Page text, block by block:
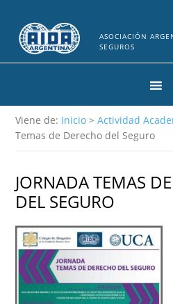
ASOCIACIÓN
SEGUROS
Viene de: Inicio>Actividad
Temas de Derecho del Seguro
JORNADA TEMAS
DEL SEGURO